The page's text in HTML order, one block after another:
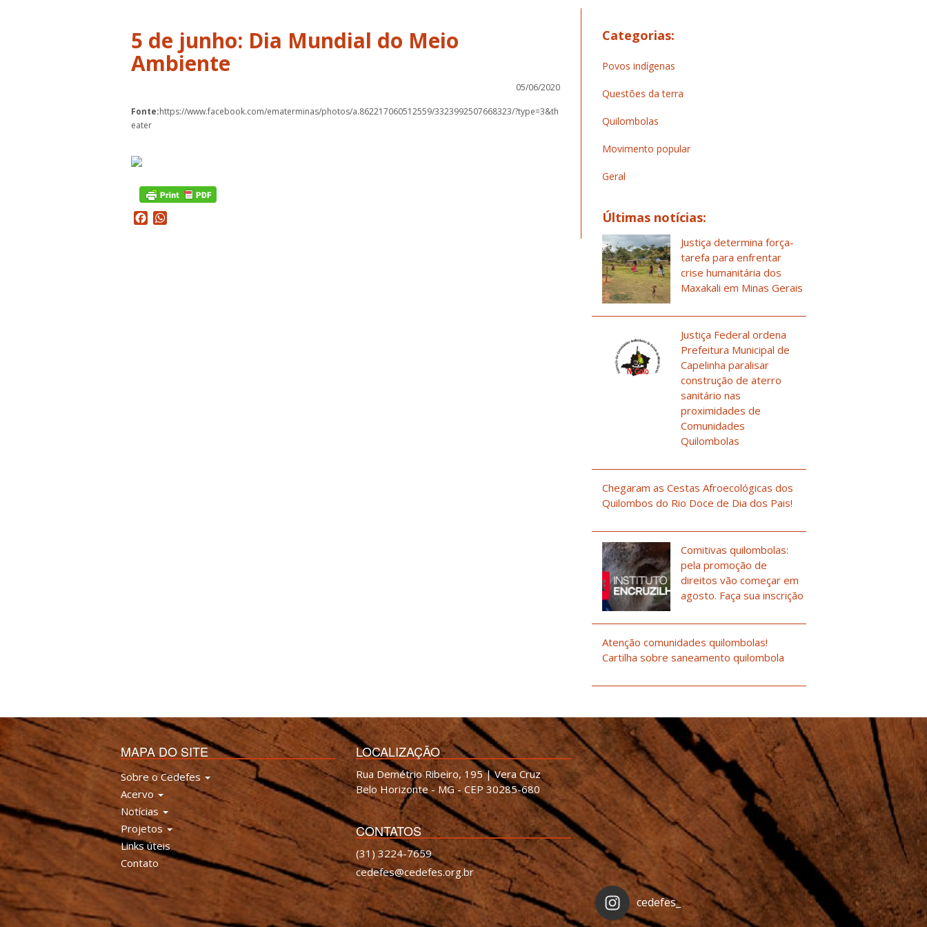
5 de junho: Dia Mundial do Meio
Ambiente
05/06/2020
Fonte:https://www.facebook.com/ematerminas/photos/a.862217060512559/3323992507668323/?type=3&th
eater
Facebook
Categorias:
Povos indígenas
Questões da terra
Quilombolas
Movimento popular
Geral
Últimas notícias:
Justiça determina força-
tarefa para enfrentar
crise humanitária dos
Maxakali em Minas Gerais
Justiça Federal ordena
Prefeitura Municipal de
Capelinha paralisar
construção de aterro
sanitário nas
proximidades de
Comunidades
Quilombolas
Chegaram as Cestas Afroecológicas dos
Quilombos do Rio Doce de Dia dos Pais!
Comitivas quilombolas:
pela promoção de
direitos vão começar em
agosto. Faça sua inscrição
Atenção comunidades quilombolas!
Cartilha sobre saneamento quilombola
MAPA DO SITE
Sobre o Cedefes
Acervo
Notícias
Projetos
Links úteis
Contato
LOCALIZAÇÃO
Rua Demétrio Ribeiro, 195 | Vera Cruz
Belo Horizonte - MG - CEP 30285-680
CONTATOS
(31) 3224-7659
cedefes@cedefes.org.br
cedefes_